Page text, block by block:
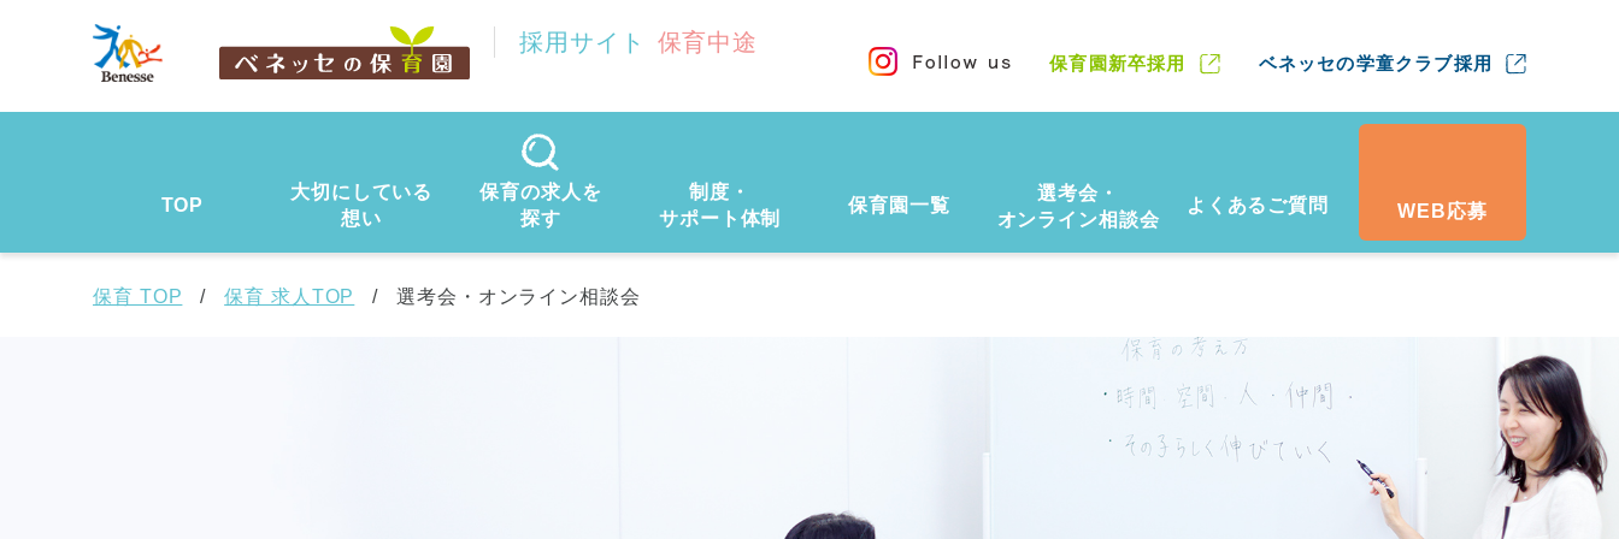
採用サイト 保育中途
保育園新卒採用 ベネッセの学童クラブ採用
TOP
大切にしている
想い
保育の求人を
探す
制度・
サポート体制
保育園一覧
選考会・
オンライン相談会
よくあるご質問 WEB応募
保育 TOP 保育 求人TOP 選考会・オンライン相談会